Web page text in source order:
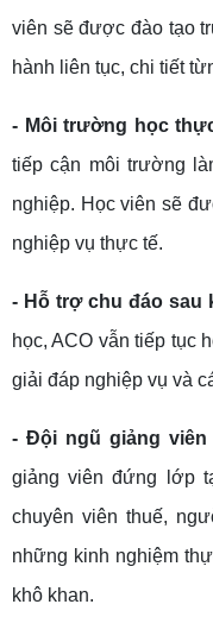
viên sẽ được đào tạo
hành liên tục, chi tiết
- Môi trường học
tiếp cận môi trường
nghiệp. Học viên sẽ
nghiệp vụ thực tế.
- Hỗ trợ chu đáo sau
học, ACO vẫn tiếp tục
giải đáp nghiệp vụ và
- Đội ngũ giảng viên
giảng viên đứng lớp
chuyên viên thuế,
những kinh nghiệm
khô khan.